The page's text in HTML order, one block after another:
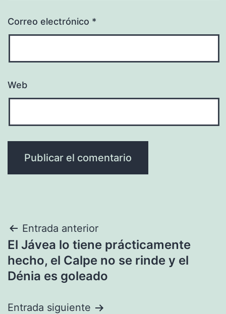
Correo electrónico *
Web
Navegación
de
entradas
Entrada anterior
El Jávea lo tiene prácticamente
hecho, el Calpe no se rinde y el
Dénia es goleado
Entrada siguiente